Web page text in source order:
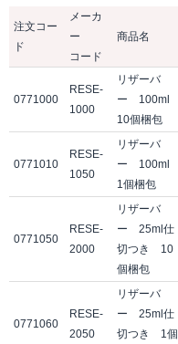
注文コー
ド
メーカ
ー
コード
商品名
0771000
RESE-
1000
リザーバ
ー 100ml
10個梱包
0771010
RESE-
1050
リザーバ
ー 100ml
1個梱包
0771050
RESE-
2000
リザーバ
ー 25ml仕
切つき 10
個梱包
0771060
RESE-
2050
リザーバ
ー 25ml仕
切つき 1個